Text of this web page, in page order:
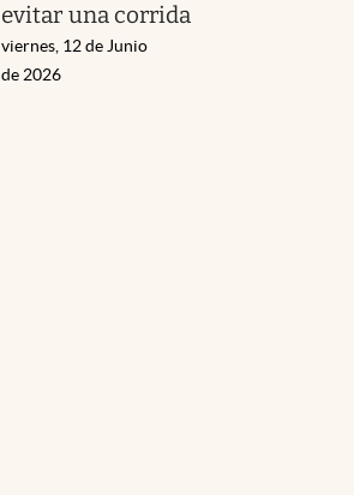
evitar una corrida
viernes, 12 de Junio
de 2026